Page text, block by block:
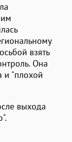
взять
Она
и "плохой
выхода